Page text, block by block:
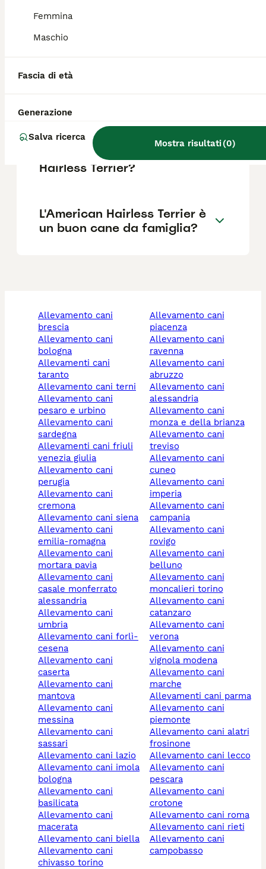
Femmina
Maschio
Fascia di età
Generazione
Salva ricerca
Mostra risultati(0)
determinata da un gene recessivo, a
Nudo Cinese.
Dove posso trovare
Hairless Terrier in Italia?
Quanto costa un American
Hairless Terrier?
L'American Hairless Terrier è
un buon cane da famiglia?
allevamento cani
brescia
allevamento cani
bologna
allevamenti cani
taranto
allevamento cani terni
allevamento cani
pesaro e urbino
allevamento cani
sardegna
allevamenti cani friuli
venezia giulia
allevamento cani
perugia
allevamento cani
cremona
allevamento cani siena
allevamento cani
emilia-romagna
allevamento cani
mortara pavia
allevamento cani
casale monferrato
alessandria
allevamento cani
umbria
allevamento cani forlì-
cesena
allevamento cani
caserta
allevamento cani
mantova
allevamento cani
messina
allevamento cani
sassari
allevamento cani lazio
allevamento cani imola
bologna
allevamento cani
basilicata
allevamento cani
macerata
allevamento cani biella
allevamento cani
chivasso torino
allevamento cani
piacenza
allevamento cani
ravenna
allevamento cani
abruzzo
allevamento cani
alessandria
allevamento cani
monza e della brianza
allevamento cani
treviso
allevamento cani
cuneo
allevamento cani
imperia
allevamento cani
campania
allevamento cani
rovigo
allevamento cani
belluno
allevamento cani
moncalieri torino
allevamento cani
catanzaro
allevamento cani
verona
allevamento cani
vignola modena
allevamento cani
marche
allevamenti cani parma
allevamento cani
piemonte
allevamento cani alatri
frosinone
allevamento cani lecco
allevamento cani
pescara
allevamento cani
crotone
allevamento cani roma
allevamento cani rieti
allevamento cani
campobasso